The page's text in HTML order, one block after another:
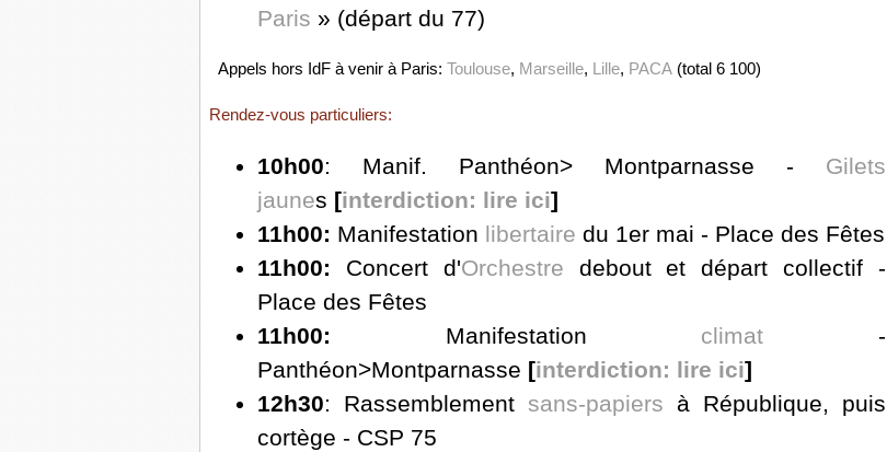
Paris » (départ du 77)
Appels hors IdF à venir à Paris: Toulouse, Marseille, Lille, PACA (total 6 100)
Rendez-vous particuliers:
10h00: Manif. Panthéon> Montparnasse -
Gilets
jaunes [interdiction: lire ici]
11h00: Manifestation libertaire du 1er mai - Place des Fêtes
11h00:
Concert d'Orchestre
debout et départ collectif -
Place des Fêtes
11h00:
Manifestation climat
-
Panthéon>Montparnasse [interdiction: lire ici]
12h30: Rassemblement sans-papiers
à République, puis
cortège - CSP 75